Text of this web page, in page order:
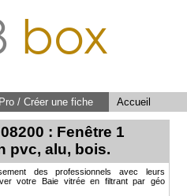
box
Accueil
/ Créer une fiche
: Fenêtre 1
pvc, alu, bois.
des professionnels avec leurs
votre Baie vitrée en filtrant par géo